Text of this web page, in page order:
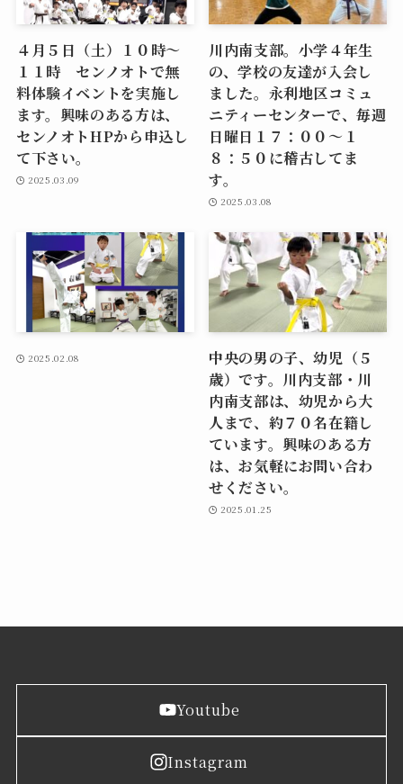
４月５日（土）１０時～
１１時 センノオトで無
料体験イベントを実施し
ます。興味のある方は、
センノオトHPから申込し
て下さい。
2025.03.09
川内南支部。小学４年生
の、学校の友達が入会し
ました。永利地区コミュ
ニティーセンターで、毎週
日曜日１７：００～１
８：５０に稽古してま
す。
2025.03.08
2025.02.08
中央の男の子、幼児（５
歳）です。川内支部・川
内南支部は、幼児から大
人まで、約７０名在籍し
ています。興味のある方
は、お気軽にお問い合わ
せください。
2025.01.25
Youtube
Instagram